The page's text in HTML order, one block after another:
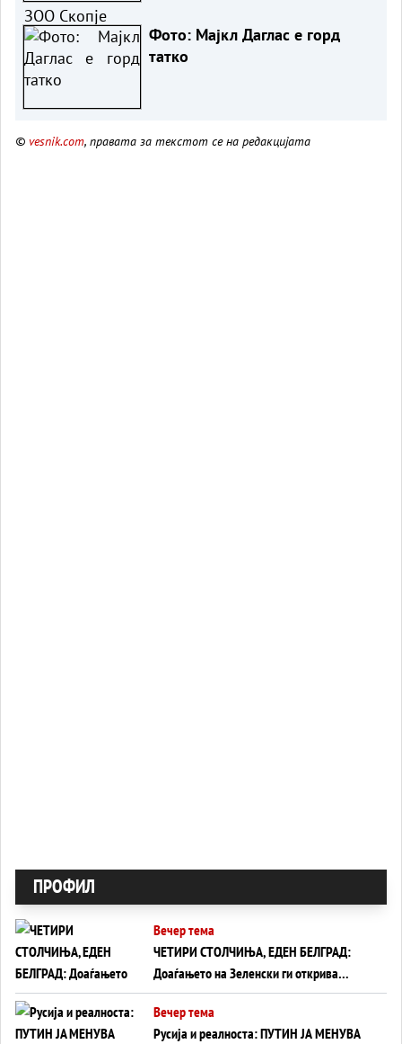
Фото: Мајкл Даглас е горд
татко
© vesnik.com, правата за текстот се на редакцијата
ПРОФИЛ
Вечер тема
ЧЕТИРИ СТОЛЧИЊА, ЕДЕН БЕЛГРАД:
Доаѓањето на Зеленски ги открива
тајните на политиката на балансирање
на Вучиќ
Вечер тема
Русија и реалноста: ПУТИН ЈА МЕНУВА